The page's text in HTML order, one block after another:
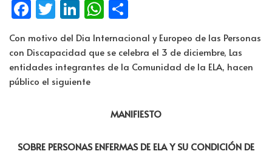
Fa
ce
b
o
o
T
wi
tt
er
Li
n
k
e
dI
W
at
s
p
p
o
m
p
tir
Con motivo del Dia Internacional y Europeo de las Personas
con Discapacidad que se celebra el 3 de diciembre, Las
entidades integrantes de la Comunidad de la ELA, hacen
público el siguiente
MANIFIESTO
SOBRE PERSONAS ENFERMAS DE ELA Y SU CONDICIÓN DE